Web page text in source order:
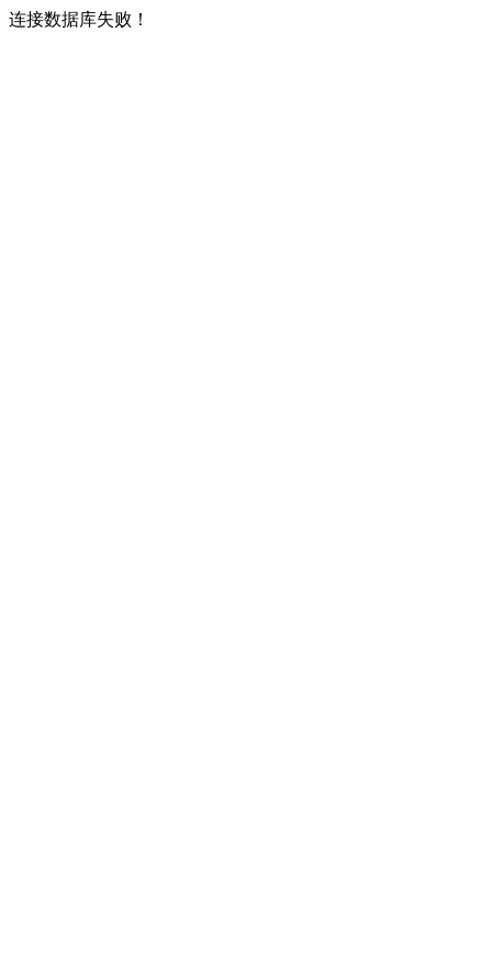
连接数据库失败！